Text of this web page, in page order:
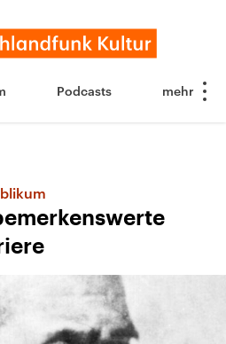
Podcasts